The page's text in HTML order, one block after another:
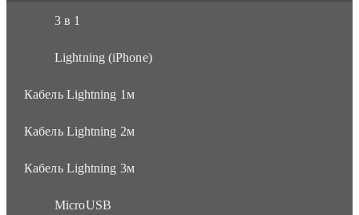
3 в 1
Lightning (iPhone)
Кабель Lightning 1м
Кабель Lightning 2м
Кабель Lightning 3м
MicroUSB